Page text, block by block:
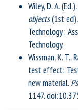
Wiley, D. A.
objects(1st
Technology :
Technology.
Wissman, K. T.,
test effect:
new material.
1147.